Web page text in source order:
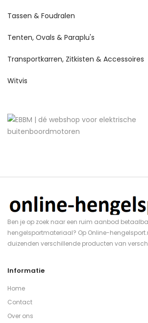
Tassen & Foudralen
Tenten, Ovals & Paraplu's
Transportkarren, Zitkisten & Accessoires
Witvis
Ben je op zoek naar een ruim aanbod
hengelsportmateriaal? Op Online-
duizenden verschillende producten van
Informatie
Home
Contact
Over ons